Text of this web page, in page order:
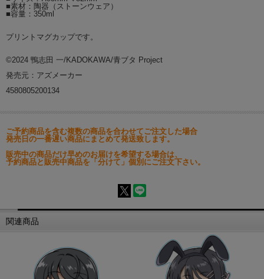
■素材：陶器（ストーンウェア）
■容量：350ml
プリントマグカップです。
©2024 鴨志田 一/KADOKAWA/青ブタ Project
発売元：アズメーカー
4580805200134
ご予約商品を含む複数の商品を合わせてご注文した場合
発売日の一番遅い商品にまとめて発送致します。
販売中の商品だけ早めのお届けを希望する場合は、
予約商品と販売中商品を「分けて」個別にご注文下さい。
関連商品